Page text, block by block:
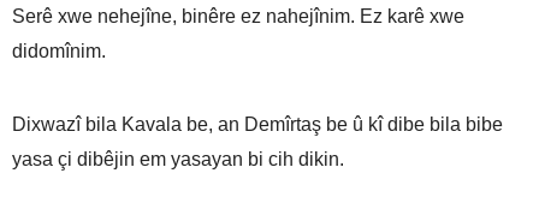
Serê xwe nehejîne, binêre ez nahejînim. Ez karê xwe
didomînim.
Dixwazî bila Kavala be, an Demîrtaş be û kî dibe bila bibe
yasa çi dibêjin em yasayan bi cih dikin.